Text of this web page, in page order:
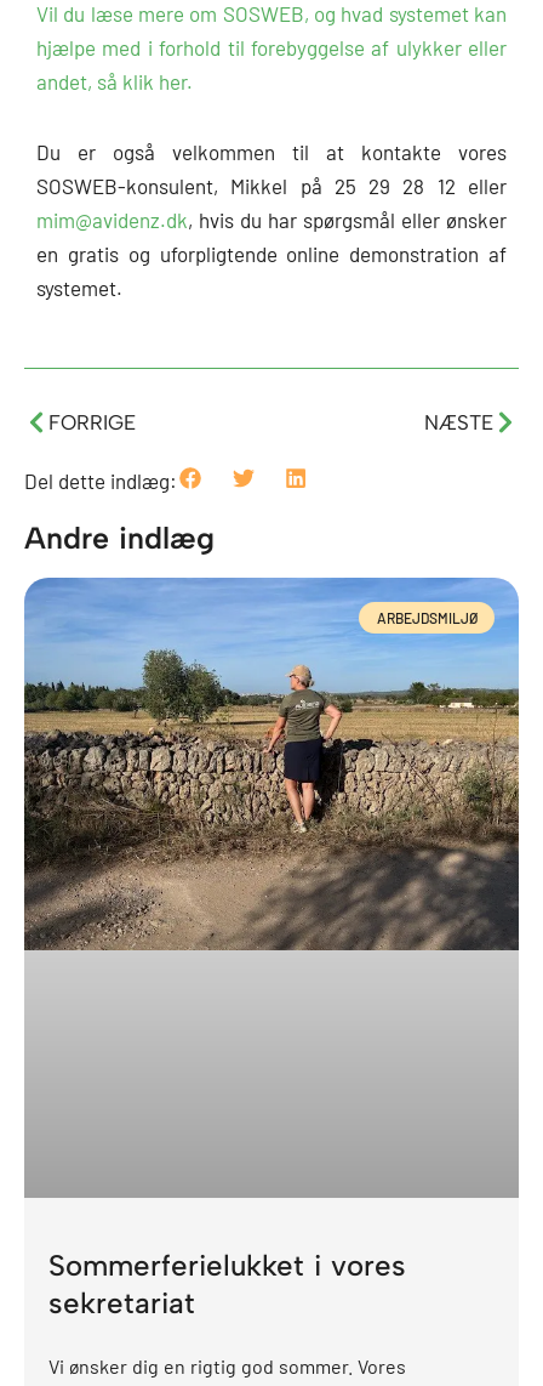
Vil du læse mere om SOSWEB, og hvad systemet kan
hjælpe med i forhold til forebyggelse af ulykker eller
andet, så klik her.
Du er også velkommen til at kontakte vores
SOSWEB-konsulent, Mikkel på 25 29 28 12 eller
mim@avidenz.dk, hvis du har spørgsmål eller ønsker
en gratis og uforpligtende online demonstration af
systemet.
Tidligere
FORRIGE NÆSTE
Del dette indlæg:
Andre indlæg
ARBEJDSMILJØ
Sommerferielukket i vores
sekretariat
Vi ønsker dig en rigtig god sommer. Vores